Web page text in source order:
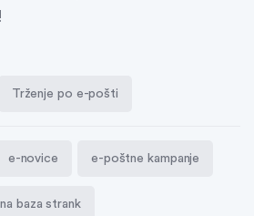
Trženje po e-pošti
e-novice e-poštne kampanje
baza strank